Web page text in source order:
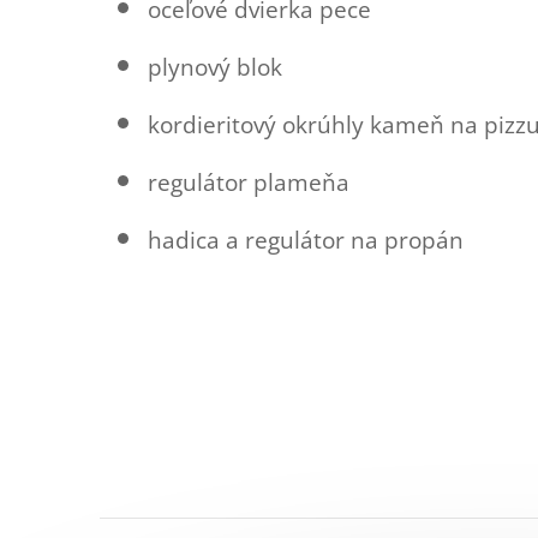
oceľové dvierka pece
plynový blok
kordieritový okrúhly kameň na
regulátor plameňa
hadica a regulátor na propán